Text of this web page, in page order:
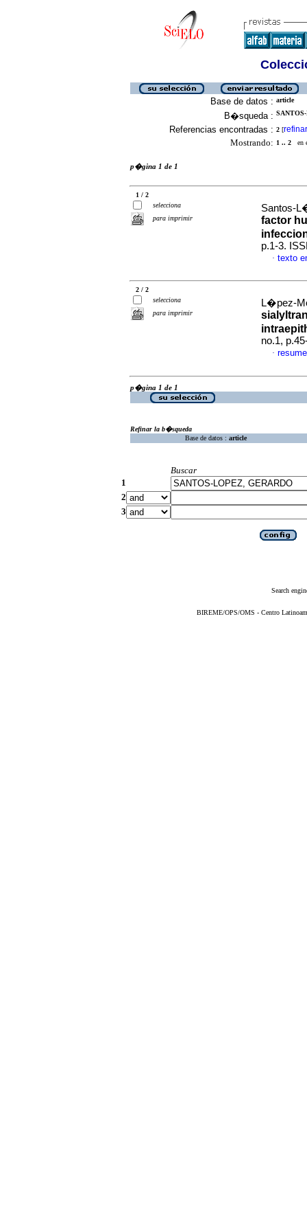
Base de datos : article
B�squeda :
Referencias encontradas : 2 [refinar
Mostrando: 1 .. 2 en
p�gina 1 de 1
1 / 2
selecciona
para imprimir
Santos-
factor
p.1-3.
· texto
2 / 2
selecciona
para imprimir
L�pez-
no.1,
·
p�gina 1 de 1
Refinar la b�squeda
Base de datos : article
Buscar
1
2
3
Search
BIREME/OPS/OMS - Centro